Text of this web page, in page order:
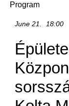
Program
June 21. 18:00